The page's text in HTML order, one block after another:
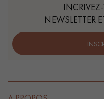
NEWSLETTER